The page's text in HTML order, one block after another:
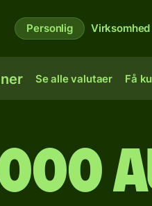
Personlig Virksomhed
Se alle valutaer Få